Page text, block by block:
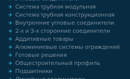
Система трубная модульная
Система трубная конструкционная
Внутренние угловые соединители
2-х и 3-х сторонние соединители
Аддитивные товары
Алюминиевые системы ограждений
Готовые решения
Общестроительный профиль
Подшипники